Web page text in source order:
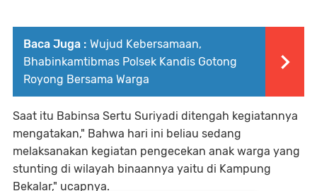
Baca Juga : Wujud Kebersamaan,
Bhabinkamtibmas Polsek Kandis Gotong
Royong Bersama Warga
Saat itu Babinsa Sertu Suriyadi ditengah kegiatannya
mengatakan," Bahwa hari ini beliau sedang
melaksanakan kegiatan pengecekan anak warga yang
stunting di wilayah binaannya yaitu di Kampung
Bekalar," ucapnya.